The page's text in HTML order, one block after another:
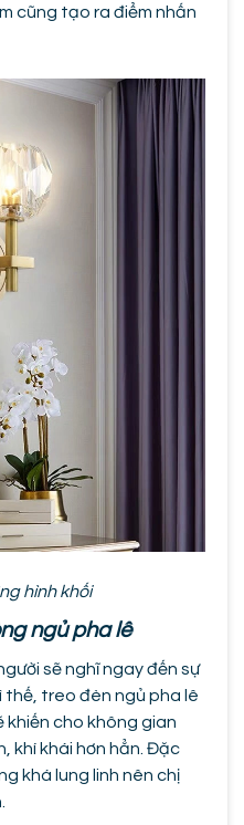
cũng tạo ra điểm nhấn
hình khối
ngủ pha lê
sẽ nghĩ ngay đến sự
thế, treo đèn ngủ pha lê
cho không gian
khí khái hơn hẳn. Đặc
khá lung linh nên chị